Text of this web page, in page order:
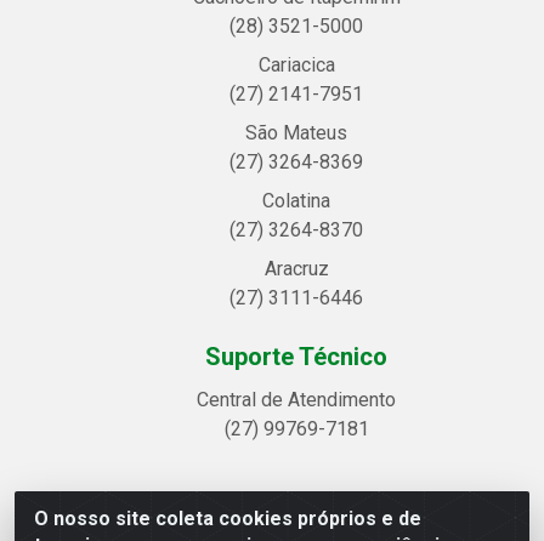
O nosso site coleta cookies próprios e de
(28) 3521-5000
Cariacica
(27) 2141-7951
São Mateus
(27) 3264-8369
Colatina
(27) 3264-8370
Aracruz
(27) 3111-6446
Suporte Técnico
Central de Atendimento
(27) 99769-7181
Linhavix Distribuidora LTDA - Avenida Alegre, 2521 -